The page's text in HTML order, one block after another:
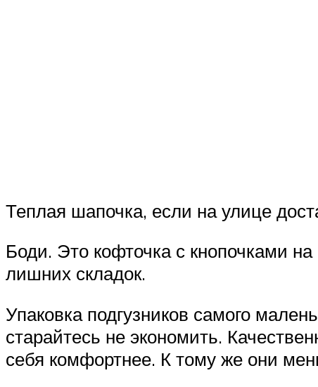
Теплая шапочка, если на улице
Боди. Это кофточка с кнопочками
лишних складок.
Упаковка подгузников самого
старайтесь не экономить.
себя комфортнее. К тому же они